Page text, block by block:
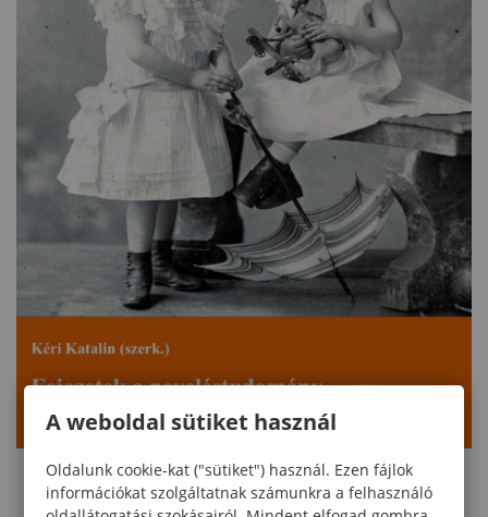
A weboldal sütiket használ
Oldalunk cookie-kat ("sütiket") használ. Ezen fájlok
információkat szolgáltatnak számunkra a felhasználó